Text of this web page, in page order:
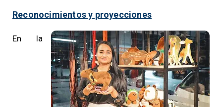
Reconocimientos y proyecciones
En la